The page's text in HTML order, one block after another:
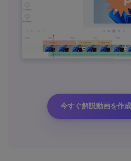
今すぐ解説動画を作